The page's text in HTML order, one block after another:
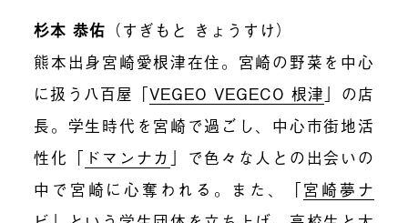
杉本 恭佑 （すぎもと きょうすけ）
熊本出身宮崎愛根津在住。宮崎の野菜を中心
に扱う八百屋「VEGEO VEGECO根津 」の店
長。学生時代を宮崎で過ごし、中心市街地活
性化「 ドマンナカ 」で色々な人との出会いの
中で宮崎に心奪われる。また、「宮崎夢ナ